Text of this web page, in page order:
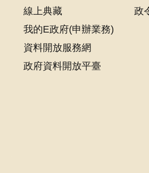
線上典藏
我的E政府(申辦業務)
資料開放服務網
政府資料開放平臺
政